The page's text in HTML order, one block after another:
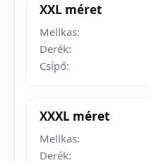
XXL méret
Mellkas:
Derék:
Csípő:
XXXL méret
Mellkas:
Derék: